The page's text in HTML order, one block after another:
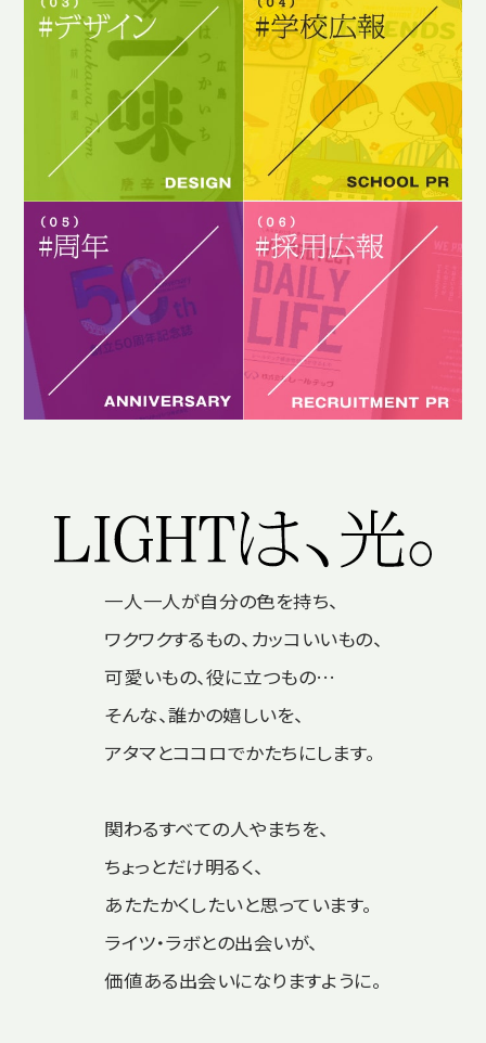
一人一人が自分の色を持ち、
ワクワクするもの、カッコいいもの、
可愛いもの、役に立つもの…
そんな、誰かの嬉しいを、
アタマとココロでかたちにします。
関わるすべての人やまちを、
ちょっとだけ明るく、
あたたかくしたいと思っています。
ライツ・ラボとの出会いが、
価値ある出会いになりますように。